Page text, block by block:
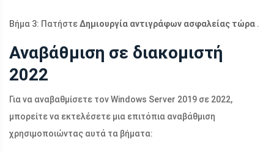
Βήμα 3: ΠατήστεΔημιουργία αντιγράφων ασφαλείας τώρα .
Αναβάθμιση σε διακομιστή
2022
Για να αναβαθμίσετε τον Windows Server 2019 σε 2022,
μπορείτε να εκτελέσετε μια επιτόπια αναβάθμιση
χρησιμοποιώντας αυτά τα βήματα: